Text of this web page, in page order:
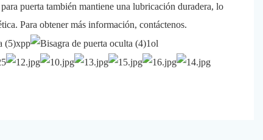
puerta también mantiene una lubricación duradera, lo
Para obtener más información, contáctenos.